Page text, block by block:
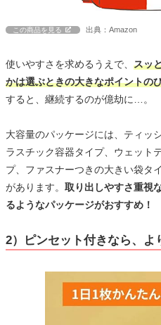
この商品を見る 出典：Amazon
使いやすさを求めるうえで、 スッ
かは選ぶときの大きなポイントの
すると、継続するのが億劫に…。
大容量のパッケージには、ティッ
ラスチック容器タイプ、ウェット
プ、ファスナーつきの大きい袋タ
があります。 取り出しやすさ重視
るようなパッケージがおすすめ！
2）ピンセット付きなら、よ